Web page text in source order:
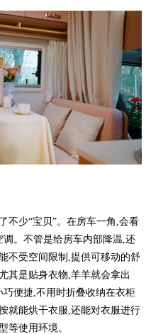
不少“宝贝”。在房车一角,会看
调。不管是给房车内部降温,还
不受空间限制,提供可移动的舒
其是贴身衣物,羊羊就会拿出
巧便捷,不用时折叠收纳在衣柜
就能烘干衣服,还能对衣服进行
等使用环境。